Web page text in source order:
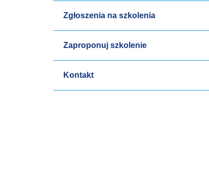
Zgłoszenia na szkolenia
Zaproponuj szkolenie
Kontakt